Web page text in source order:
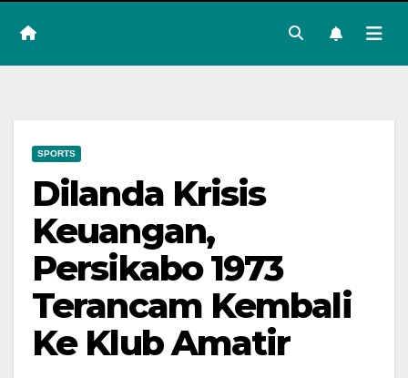
SPORTS
Dilanda Krisis
Keuangan,
Persikabo 1973
Terancam Kembali
Ke Klub Amatir